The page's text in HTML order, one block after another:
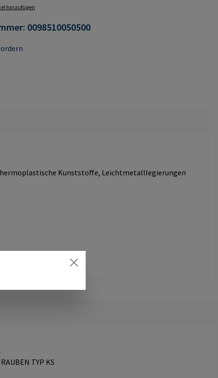
hinzufügen
0098510050500
Kunststoffe, Leichtmetalllegierungen